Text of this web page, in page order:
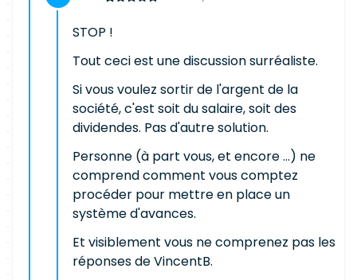
STOP !
Tout ceci est une discussion surréaliste.
Si vous voulez sortir de l'argent de la
société, c'est soit du salaire, soit des
dividendes. Pas d'autre solution.
Personne (à part vous, et encore ...) ne
comprend comment vous comptez
procéder pour mettre en place un
système d'avances.
Et visiblement vous ne comprenez pas les
réponses de VincentB.